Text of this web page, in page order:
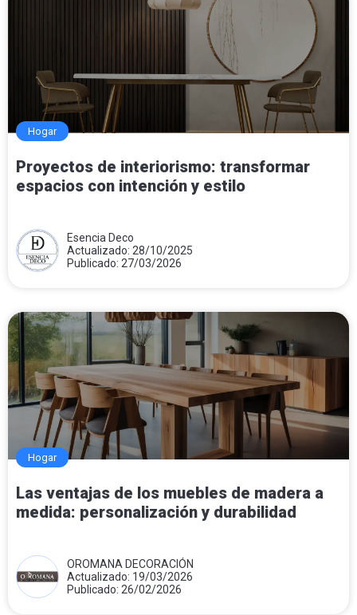
Hogar
Proyectos de interiorismo: transformar
espacios con intención y estilo
Esencia Deco
Actualizado: 28/10/2025
Publicado: 27/03/2026
Hogar
Las ventajas de los muebles de madera a
medida: personalización y durabilidad
OROMANA DECORACIÓN
Actualizado: 19/03/2026
Publicado: 26/02/2026